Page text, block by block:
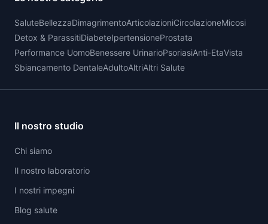
SaluteBellezzaDimagrimentoArticolazioniCircolazioneMicosi
Detox & ParassitiDiabeteIpertensioneProstata
Performance UomoBenessere UrinarioPsoriasiAnti-EtaVista
Sbiancamento DentaleAdultoAltriAltri Salute
Il nostro studio
Chi siamo
Il nostro laboratorio
I nostri impegni
Blog salute